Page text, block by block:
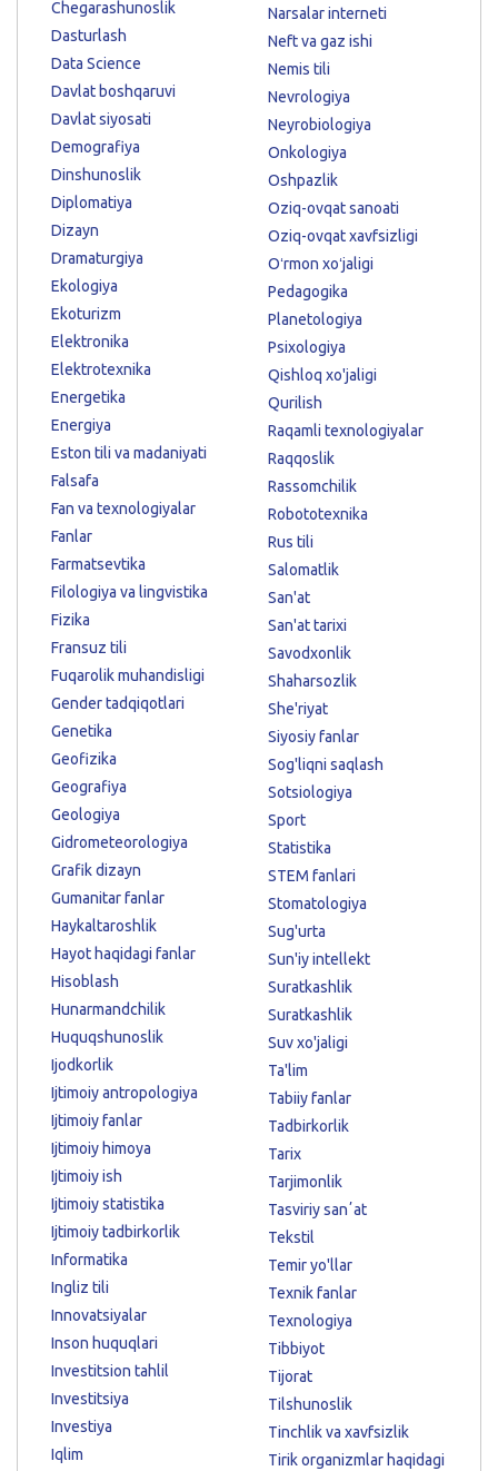
Chegarashunoslik
Dasturlash
Data Science
Davlat boshqaruvi
Davlat siyosati
Demografiya
Dinshunoslik
Diplomatiya
Dizayn
Dramaturgiya
Ekologiya
Ekoturizm
Elektronika
Elektrotexnika
Energetika
Energiya
Eston tili va madaniyati
Falsafa
Fan va texnologiyalar
Fanlar
Farmatsevtika
Filologiya va lingvistika
Fizika
Fransuz tili
Fuqarolik muhandisligi
Gender tadqiqotlari
Genetika
Geofizika
Geografiya
Geologiya
Gidrometeorologiya
Grafik dizayn
Gumanitar fanlar
Haykaltaroshlik
Hayot haqidagi fanlar
Hisoblash
Hunarmandchilik
Huquqshunoslik
Ijodkorlik
Ijtimoiy antropologiya
Ijtimoiy fanlar
Ijtimoiy himoya
Ijtimoiy ish
Ijtimoiy statistika
Ijtimoiy tadbirkorlik
Informatika
Ingliz tili
Innovatsiyalar
Inson huquqlari
Investitsion tahlil
Investitsiya
Investiya
Iqlim
Narsalar interneti
Neft va gaz ishi
Nemis tili
Nevrologiya
Neyrobiologiya
Onkologiya
Oshpazlik
Oziq-ovqat sanoati
Oziq-ovqat xavfsizligi
Oʻrmon xoʻjaligi
Pedagogika
Planetologiya
Psixologiya
Qishloq xo'jaligi
Qurilish
Raqamli texnologiyalar
Raqqoslik
Rassomchilik
Robototexnika
Rus tili
Salomatlik
San'at
San'at tarixi
Savodxonlik
Shaharsozlik
She'riyat
Siyosiy fanlar
Sog'liqni saqlash
Sotsiologiya
Sport
Statistika
STEM fanlari
Stomatologiya
Sug'urta
Sun'iy intellekt
Suratkashlik
Suratkashlik
Suv xo'jaligi
Ta'lim
Tabiiy fanlar
Tadbirkorlik
Tarix
Tarjimonlik
Tasviriy sanʼat
Tekstil
Temir yo'llar
Texnik fanlar
Texnologiya
Tibbiyot
Tijorat
Tilshunoslik
Tinchlik va xavfsizlik
Tirik organizmlar haqidagi